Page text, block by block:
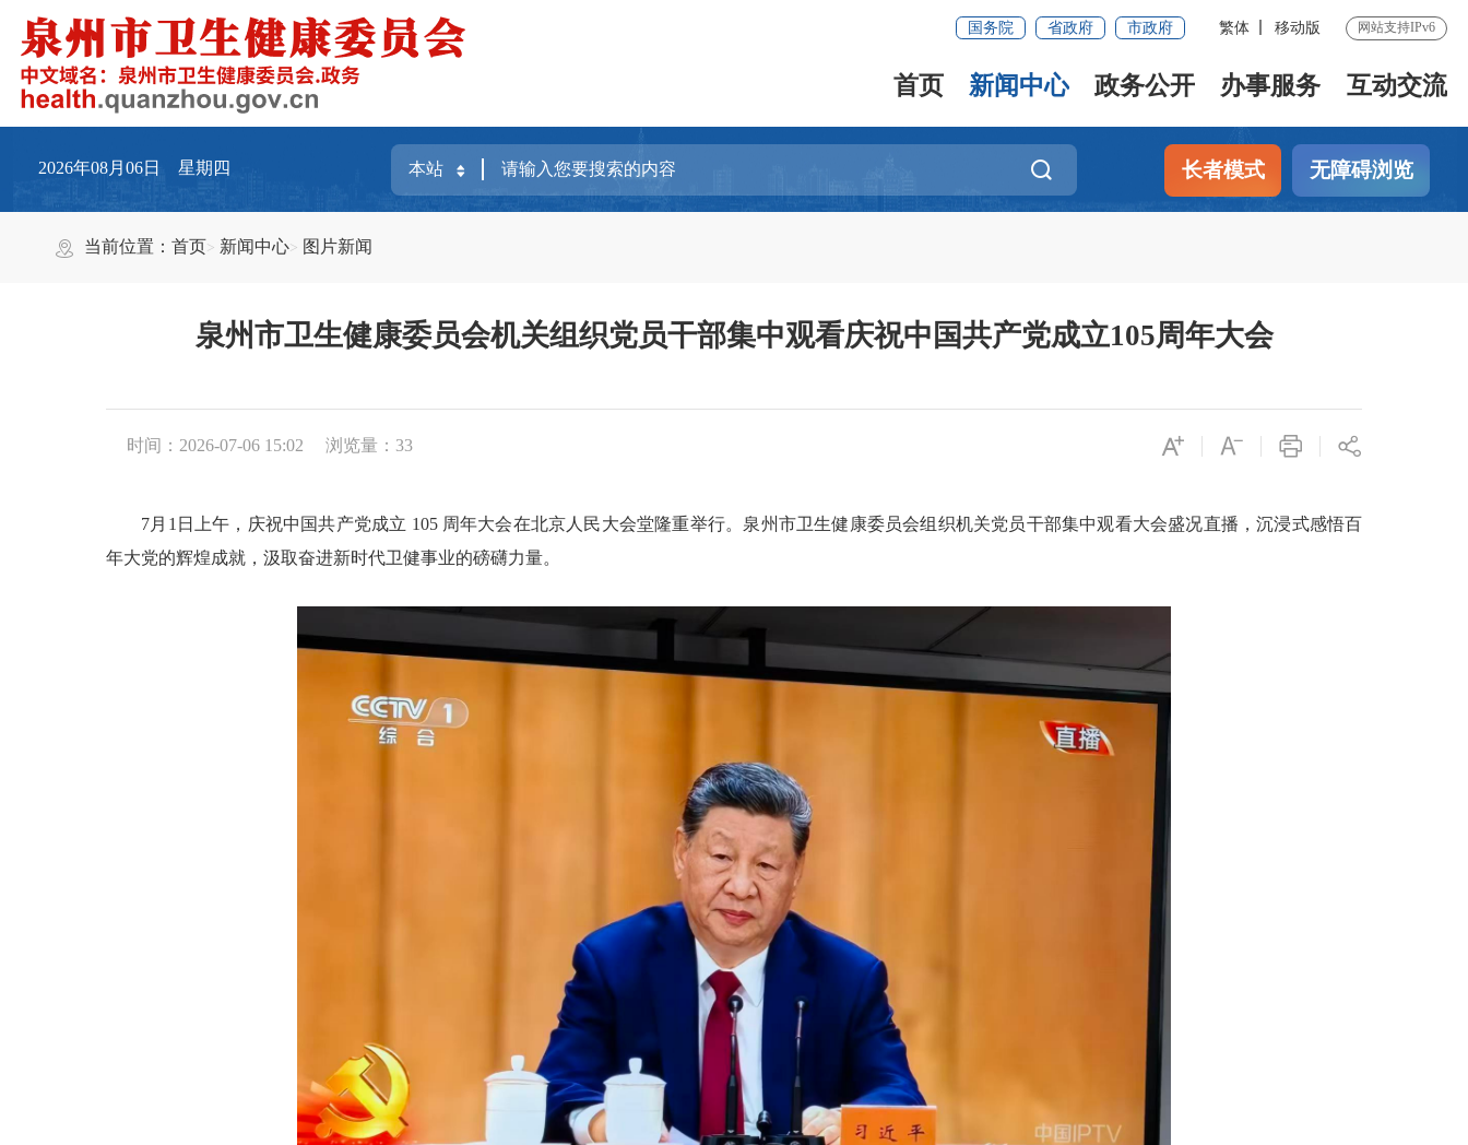
国务院 省政府 市政府 繁体 移动版 网站支持IPv6
首页 新闻中心 政务公开 办事服务 互动交流
2026年08月06日 星期四 长者模式 无障碍浏览
当前位置：首页 新闻中心 图片新闻
泉州市卫生健康委员会机关组织党员干部集中观看庆祝中国共产党成立105周年大会
时间：2026-07-06 15:02 浏览量： 33
7月1日上午，庆祝中国共产党成立 105 周年大会在北京人民大会堂隆重举行。泉州市卫生健康委员会组织机关党员干部集中观看大会盛况直播，沉浸式感悟百
年大党的辉煌成就，汲取奋进新时代卫健事业的磅礴力量。